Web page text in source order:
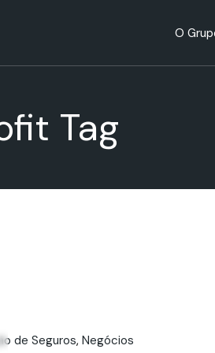
O
Tag
de Seguros Negócios